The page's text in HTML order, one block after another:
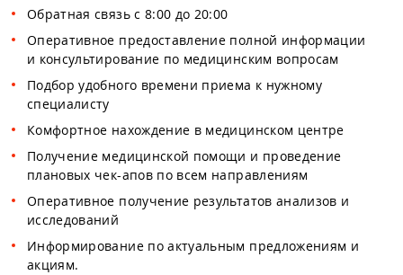
Обратная связь с 8:00 до 20:00
Оперативное предоставление полной информации
и консультирование по медицинским вопросам
Подбор удобного времени приема к нужному
специалисту
Комфортное нахождение в медицинском центре
Получение медицинской помощи и проведение
плановых чек-апов по всем направлениям
Оперативное получение результатов анализов и
исследований
Информирование по актуальным предложениям и
акциям.